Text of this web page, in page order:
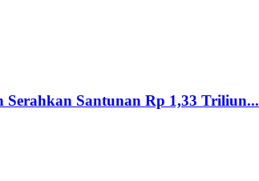
Santunan Rp 1,33 Triliun...